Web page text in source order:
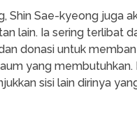
Shin Sae-kyeong juga
lain. Ia sering terlibat
donasi untuk
yang membutuhkan.
sisi lain dirinya